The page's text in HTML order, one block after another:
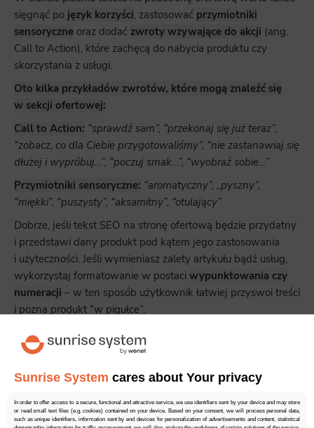
Sunrise System cares about Your privacy
In order to offer access to a secure, functional and attractive service, we use identifiers sent by your device and may store
or read small text files (e.g. cookies) contained on your device. Based on your consent, we will process personal data,
such as unique identifiers, information sent by end devices for personalization of advertisements and content, statistical
sięgnąć po język korzyści, zastosować przymiotniki
sensoryczne oraz dodać zwroty wzywające do akcji (ang.
Call to Action), które zachęcą do nabycia produktu czy
skorzystania z usługi.
Oto kilka przykładów zwrotów, które mogą znaleźć się
w sekcji ofertowej:
Call to Action: “sprawdź sam”, “przekonaj się już teraz”,
“zobacz, co dla Ciebie przygotowaliśmy”, “nie zastanawiaj się
dłużej i wypróbuj…”, “poczuj smak…”, “wyobraź sobie…”
Przymiotniki sensoryczne: “aromatyczny”, „pyszny”,
“miękki”, “puszysty”, “aksamitny”, “otulający”
Dobrze, jeśli tekst SEO na stronę ofertową będzie przydatny
i przedstawi dany produkt pod kątem jego zastosowania
i użyteczności. Jeśli wymieniasz zalety artykułu bądź usług,
wykorzystaj formatowanie w postaci wypunktowania czy
numeracji – w ten sposób użytkownik łatwiej przyswoi treści
i pozna produkt “w pigułce”.
Jak pisać teksty na bloga firmowego
i do poradnika?